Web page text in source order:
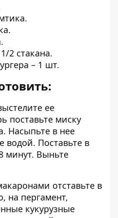
2 стакана.
– 1 шт.
ее
поставьте миску
Насыпьте в нее
водой. Поставьте в
минут. Выньте
отставьте в
на пергамент,
кукурузные